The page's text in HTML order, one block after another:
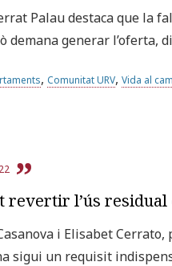
Palau destaca que la
demana generar l’oferta,
, Comunitat URV, Vida al
revertir l’ús
i Elisabet
sigui un requisit